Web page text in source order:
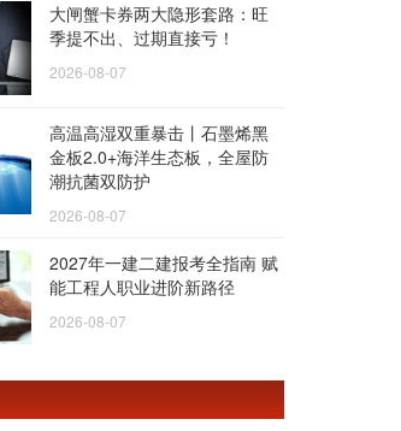
大闸蟹卡券两大隐形套路：旺
季提不出、过期直接亏！
2026-08-07
高温高湿双重暴击丨石墨烯黑
金板2.0+海洋生态板，全屋防
潮抗菌双防护
2026-08-07
2027年一建二建报考全指南 赋
能工程人职业进阶新路径
2026-08-07